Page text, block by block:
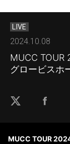
LIVE
2024.10.08
MUCC TOUR
グロービスホ
MUCC TOUR